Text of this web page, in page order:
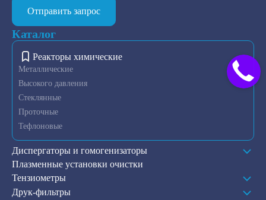
Отправить запрос
Каталог
Реакторы химические
Металлические
Высокого давления
Стеклянные
Проточные
Тефлоновые
Диспергаторы и гомогенизаторы
Плазменные установки очистки
Тензиометры
Друк-фильтры